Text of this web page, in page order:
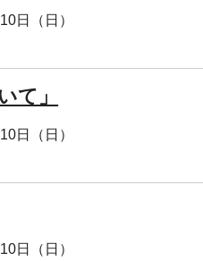
日（日）
て」
日（日）
日（日）